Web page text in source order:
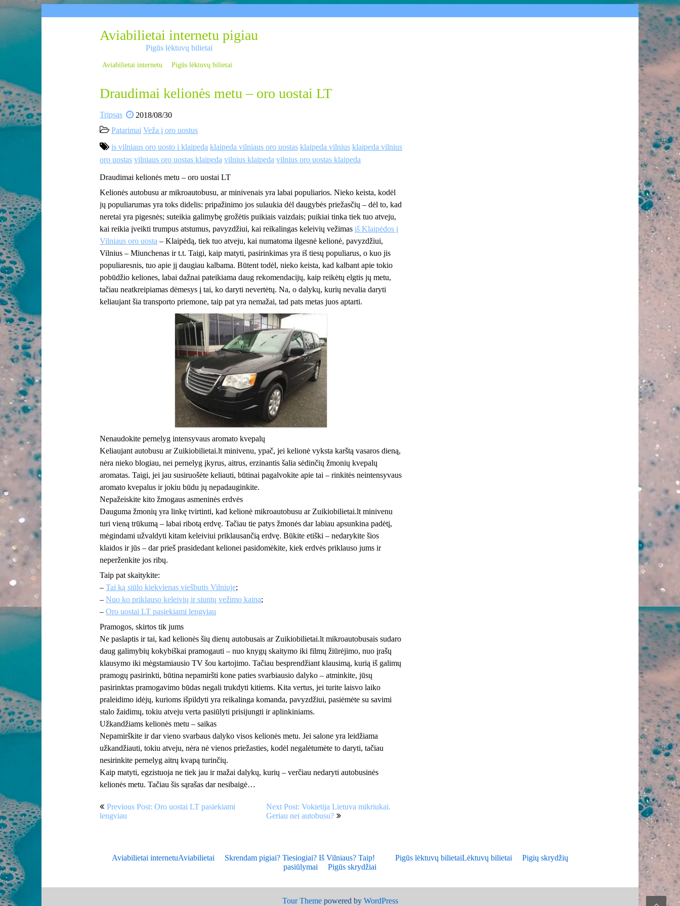
Skip
Aviabilietai internetu pigiau
Pigūs lėktuvų bilietai
Aviabilietai internetu Pigūs lėktuvų bilietai
Draudimai kelionės metu – oro uostai LT
Tripsas
2018/08/30
Patarimai Veža į oro uostus
is vilniaus oro uosto i klaipeda klaipeda vilniaus oro uostas klaipeda vilnius klaipeda vilnius
oro uostas vilniaus oro uostas klaipeda vilnius klaipeda vilnius oro uostas klaipeda
Draudimai kelionės metu – oro uostai LT
Kelionės autobusu ar mikroautobusu, ar minivenais yra labai populiarios. Nieko keista, kodėl
jų populiarumas yra toks didelis: pripažinimo jos sulaukia dėl daugybės priežasčių – dėl to, kad
neretai yra pigesnės; suteikia galimybę grožėtis puikiais vaizdais; puikiai tinka tiek tuo atveju,
kai reikia įveikti trumpus atstumus, pavyzdžiui, kai reikalingas keleivių vežimas iš Klaipėdos į
Vilniaus oro uostą – Klaipėdą, tiek tuo atveju, kai numatoma ilgesnė kelionė, pavyzdžiui,
Vilnius – Miunchenas ir t.t. Taigi, kaip matyti, pasirinkimas yra iš tiesų populiarus, o kuo jis
populiaresnis, tuo apie jį daugiau kalbama. Būtent todėl, nieko keista, kad kalbant apie tokio
pobūdžio keliones, labai dažnai pateikiama daug rekomendacijų, kaip reikėtų elgtis jų metu,
tačiau neatkreipiamas dėmesys į tai, ko daryti nevertėtų. Na, o dalykų, kurių nevalia daryti
keliaujant šia transporto priemone, taip pat yra nemažai, tad pats metas juos aptarti.
Nenaudokite pernelyg intensyvaus aromato kvepalų
Keliaujant autobusu ar Zuikiobilietai.lt minivenu, ypač, jei kelionė vyksta karštą vasaros dieną,
nėra nieko blogiau, nei pernelyg įkyrus, aitrus, erzinantis šalia sėdinčių žmonių kvepalų
aromatas. Taigi, jei jau susiruošėte keliauti, būtinai pagalvokite apie tai – rinkitės neintensyvaus
aromato kvepalus ir jokiu būdu jų nepadauginkite.
Nepažeiskite kito žmogaus asmeninės erdvės
Dauguma žmonių yra linkę tvirtinti, kad kelionė mikroautobusu ar Zuikiobilietai.lt minivenu
turi vieną trūkumą – labai ribotą erdvę. Tačiau tie patys žmonės dar labiau apsunkina padėtį,
mėgindami užvaldyti kitam keleiviui priklausančią erdvę. Būkite etiški – nedarykite šios
klaidos ir jūs – dar prieš prasidedant kelionei pasidomėkite, kiek erdvės priklauso jums ir
neperženkite jos ribų.
Taip pat skaitykite:
– Tai ką siūlo kiekvienas viešbutis Vilniuje;
– Nuo ko priklauso keleivių ir siuntų vežimo kaina;
– Oro uostai LT pasiekiami lengviau
Pramogos, skirtos tik jums
Ne paslaptis ir tai, kad kelionės šių dienų autobusais ar Zuikiobilietai.lt mikroautobusais sudaro
daug galimybių kokybiškai pramogauti – nuo knygų skaitymo iki filmų žiūrėjimo, nuo įrašų
klausymo iki mėgstamiausio TV šou kartojimo. Tačiau besprendžiant klausimą, kurią iš galimų
pramogų pasirinkti, būtina nepamiršti kone paties svarbiausio dalyko – atminkite, jūsų
pasirinktas pramogavimo būdas negali trukdyti kitiems. Kita vertus, jei turite laisvo laiko
praleidimo idėjų, kurioms išpildyti yra reikalinga komanda, pavyzdžiui, pasiėmėte su savimi
stalo žaidimų, tokiu atveju verta pasiūlyti prisijungti ir aplinkiniams.
Užkandžiams kelionės metu – saikas
Nepamirškite ir dar vieno svarbaus dalyko visos kelionės metu. Jei salone yra leidžiama
užkandžiauti, tokiu atveju, nėra nė vienos priežasties, kodėl negalėtumėte to daryti, tačiau
nesirinkite pernelyg aitrų kvapą turinčių.
Kaip matyti, egzistuoja ne tiek jau ir mažai dalykų, kurių – verčiau nedaryti autobusinės
kelionės metu. Tačiau šis sąrašas dar nesibaigė…
Post
navigation
Previous Post: Oro uostai LT pasiekiami
lengviau
Next Post: Vokietija Lietuva mikriukai.
Geriau nei autobusu?
Aviabilietai internetuAviabilietai Skrendam pigiai? Tiesiogiai? Iš Vilniaus? Taip! Pigūs lėktuvų bilietaiLėktuvų bilietai
Pigių skrydžių
pasiūlymai
Pigūs skrydžiai
Tour Themepowered by WordPress